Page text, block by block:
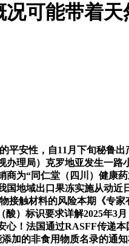
况可能带着天
安性，自11月下旬秘鲁出
理局）克罗地亚发生一
为“同仁堂（四川）健康
地域出口果冻实施从动
触材料的风险本期《专
）标识要求详解2025年
心！法国通过RASFF传递
加的非食用物质名录的通